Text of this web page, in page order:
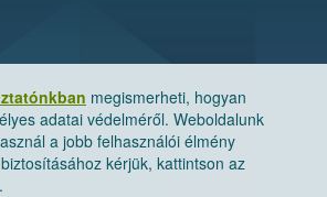
megismerheti, hogyan
adatai védelméről. Weboldalunk
a jobb felhasználói élmény
kérjük, kattintson az